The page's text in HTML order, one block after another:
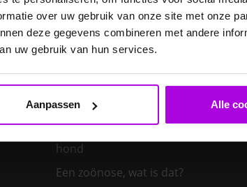
over uw gebruik van onze site met onze
deze gegevens combineren met andere
uw gebruik van hun services.
Aanpassen Alle
E. cuniculi bij het konijn
Een hond kiezen – welk hondenras
bij mij?
Een klein huisdier kiezen
Een nieuw kitten in huis
hond
Een zoönose, wat is dat?